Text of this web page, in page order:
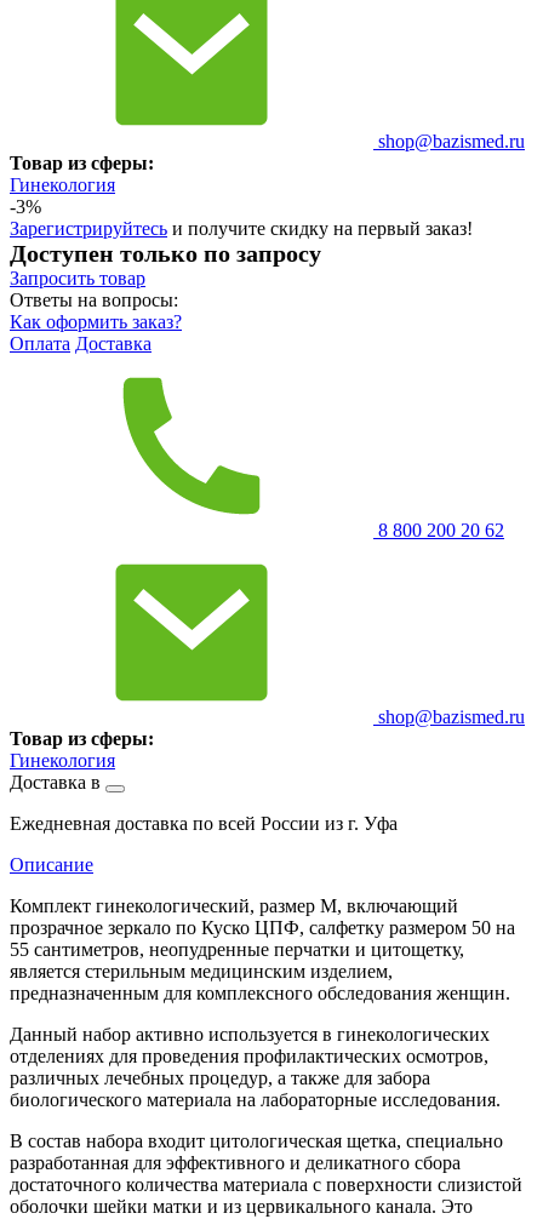
shop@bazismed.ru
Товар из сферы:
Гинекология
-3%
Зарегистрируйтесь и получите скидку на первый заказ!
Доступен только по запросу
Запросить товар
Ответы на вопросы:
Как оформить заказ?
Оплата Доставка
8 800 200 20 62
shop@bazismed.ru
Товар из сферы:
Гинекология
Доставка в
Ежедневная доставка по всей России из г. Уфа
Описание
Комплект гинекологический, размер M, включающий
прозрачное зеркало по Куско ЦПФ, салфетку размером 50 на
55 сантиметров, неопудренные перчатки и цитощетку,
является стерильным медицинским изделием,
предназначенным для комплексного обследования женщин.
Данный набор активно используется в гинекологических
отделениях для проведения профилактических осмотров,
различных лечебных процедур, а также для забора
биологического материала на лабораторные исследования.
В состав набора входит цитологическая щетка, специально
разработанная для эффективного и деликатного сбора
достаточного количества материала с поверхности слизистой
оболочки шейки матки и из цервикального канала. Это